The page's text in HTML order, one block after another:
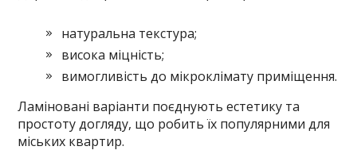
натуральна текстура;
висока міцність;
вимогливість до мікроклімату приміщення.
Ламіновані варіанти поєднують естетику та
простоту догляду, що робить їх популярними для
міських квартир.